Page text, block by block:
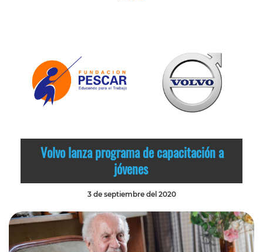
Volvo lanza programa de capacitación a
jóvenes
3 de septiembre del 2020